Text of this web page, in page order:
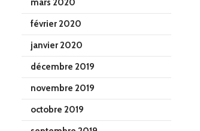
mars 2020
février 2020
janvier 2020
décembre 2019
novembre 2019
octobre 2019